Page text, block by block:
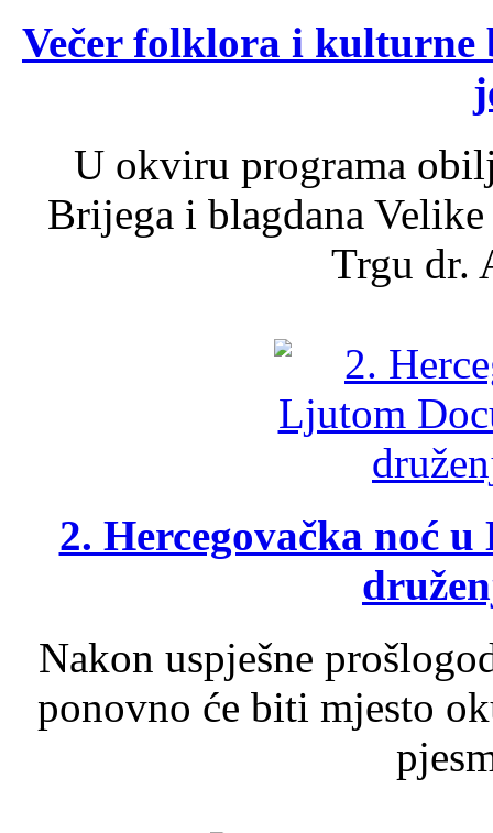
Večer folklora i kulturne
U okviru programa
Brijega i blagdana
Trgu dr.
2. Hercegovačka noć
Nakon uspješne
ponovno će biti mjesto